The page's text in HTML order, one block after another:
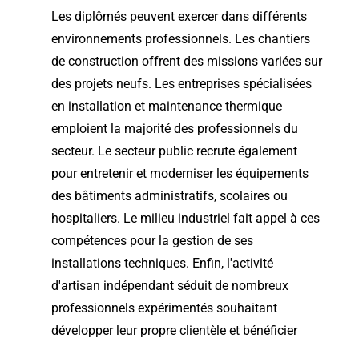
Les diplômés peuvent exercer dans différents
environnements professionnels. Les chantiers
de construction offrent des missions variées sur
des projets neufs. Les entreprises spécialisées
en installation et maintenance thermique
emploient la majorité des professionnels du
secteur. Le secteur public recrute également
pour entretenir et moderniser les équipements
des bâtiments administratifs, scolaires ou
hospitaliers. Le milieu industriel fait appel à ces
compétences pour la gestion de ses
installations techniques. Enfin, l'activité
d'artisan indépendant séduit de nombreux
professionnels expérimentés souhaitant
développer leur propre clientèle et bénéficier